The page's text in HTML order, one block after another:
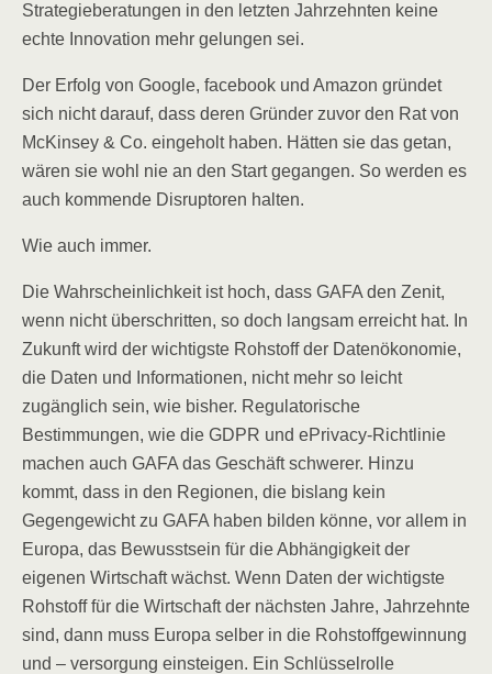
Strategieberatungen in den letzten Jahrzehnten keine
echte Innovation mehr gelungen sei.
Der Erfolg von Google, facebook und Amazon gründet
sich nicht darauf, dass deren Gründer zuvor den Rat von
McKinsey & Co. eingeholt haben. Hätten sie das getan,
wären sie wohl nie an den Start gegangen. So werden es
auch kommende Disruptoren halten.
Wie auch immer.
Die Wahrscheinlichkeit ist hoch, dass GAFA den Zenit,
wenn nicht überschritten, so doch langsam erreicht hat. In
Zukunft wird der wichtigste Rohstoff der Datenökonomie,
die Daten und Informationen, nicht mehr so leicht
zugänglich sein, wie bisher. Regulatorische
Bestimmungen, wie die GDPR und ePrivacy-Richtlinie
machen auch GAFA das Geschäft schwerer. Hinzu
kommt, dass in den Regionen, die bislang kein
Gegengewicht zu GAFA haben bilden könne, vor allem in
Europa, das Bewusstsein für die Abhängigkeit der
eigenen Wirtschaft wächst. Wenn Daten der wichtigste
Rohstoff für die Wirtschaft der nächsten Jahre, Jahrzehnte
sind, dann muss Europa selber in die Rohstoffgewinnung
und – versorgung einsteigen. Ein Schlüsselrolle